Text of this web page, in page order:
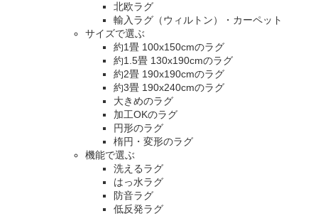
北欧ラグ
輸入ラグ（ウィルトン）・カーペット
サイズで選ぶ
約1畳 100x150cmのラグ
約1.5畳 130x190cmのラグ
約2畳 190x190cmのラグ
約3畳 190x240cmのラグ
大きめのラグ
加工OKのラグ
円形のラグ
楕円・変形のラグ
機能で選ぶ
洗えるラグ
はっ水ラグ
防音ラグ
低反発ラグ